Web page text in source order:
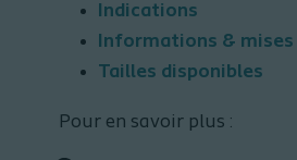
Indications
Informations & mises
Tailles disponibles
Pour en savoir plus :